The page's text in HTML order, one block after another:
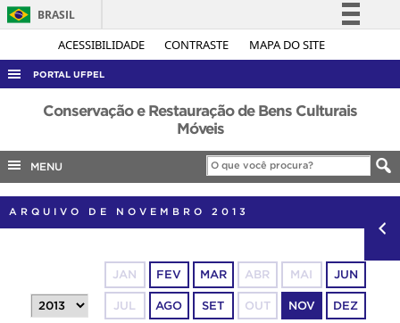
ACESSIBILIDADE CONTRASTE MAPA DO SITE
BRASIL
Simplifique!
Legislação
Canais
PORTAL UFPEL
ACESSO À INFORMAÇÃO
COBALTO
CONCURSOS
PORTARIAS
Conservação e Restauração de Bens Culturais
Móveis
MENU
ARQUIVO DE NOVEMBRO 2013
JAN FEV MAR ABR MAI JUN
JUL AGO SET OUT NOV DEZ